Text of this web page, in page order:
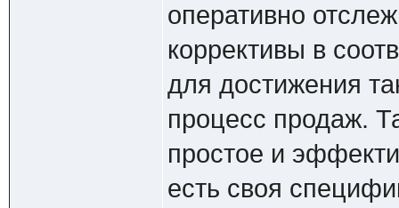
оперативно
коррективы в
для достижения
процесс продаж.
простое и
есть своя